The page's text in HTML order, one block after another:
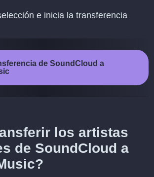
e inicia la transferencia
de SoundCloud a
los artistas
de SoundCloud a